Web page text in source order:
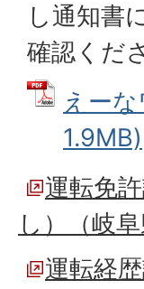
し通知書
確認くだ
えー
1.9MB)
運転免
し）（岐阜
運転経